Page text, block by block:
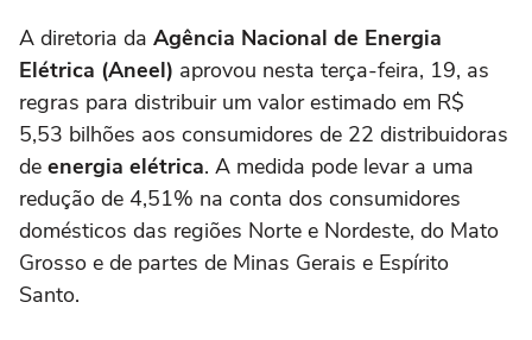
A diretoria da Agência Nacional de Energia
Elétrica (Aneel) aprovou nesta terça-feira, 19, as
regras para distribuir um valor estimado em R$
5,53 bilhões aos consumidores de 22 distribuidoras
de energia elétrica. A medida pode levar a uma
redução de 4,51% na conta dos consumidores
domésticos das regiões Norte e Nordeste, do Mato
Grosso e de partes de Minas Gerais e Espírito
Santo.